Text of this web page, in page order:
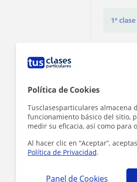
Política de Cookies
Tusclasesparticulares almacena
funcionamiento básico del sitio,
medir su eficacia, así como para
Al hacer clic en “Aceptar”,
Política de Privacidad.
Panel de Cookies
1ª